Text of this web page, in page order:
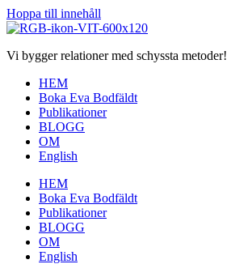
Hoppa till innehåll
Vi bygger relationer med schyssta metoder!
HEM
Boka Eva Bodfäldt
Publikationer
BLOGG
OM
English
HEM
Boka Eva Bodfäldt
Publikationer
BLOGG
OM
English